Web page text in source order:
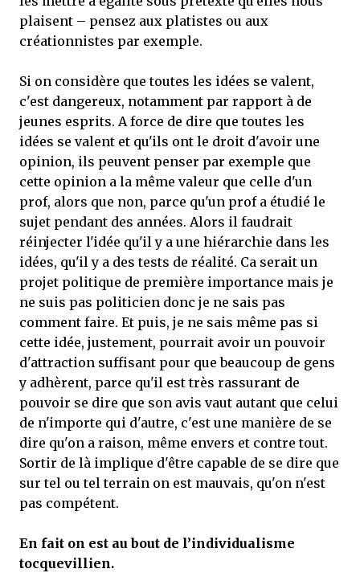
plaisent – pensez aux platistes ou aux
créationnistes par exemple.
Si on considère que toutes les idées se valent,
c'est dangereux, notamment par rapport à de
jeunes esprits. A force de dire que toutes les
idées se valent et qu'ils ont le droit d'avoir une
opinion, ils peuvent penser par exemple que
cette opinion a la même valeur que celle d'un
prof, alors que non, parce qu'un prof a étudié le
sujet pendant des années. Alors il faudrait
réinjecter l'idée qu'il y a une hiérarchie dans les
idées, qu'il y a des tests de réalité. Ca serait un
projet politique de première importance mais je
ne suis pas politicien donc je ne sais pas
comment faire. Et puis, je ne sais même pas si
cette idée, justement, pourrait avoir un pouvoir
d'attraction suffisant pour que beaucoup de gens
y adhèrent, parce qu'il est très rassurant de
pouvoir se dire que son avis vaut autant que celui
de n'importe qui d'autre, c'est une manière de se
dire qu'on a raison, même envers et contre tout.
Sortir de là implique d'être capable de se dire que
sur tel ou tel terrain on est mauvais, qu'on n'est
pas compétent.
En fait on est au bout de l’individualisme
tocquevillien.